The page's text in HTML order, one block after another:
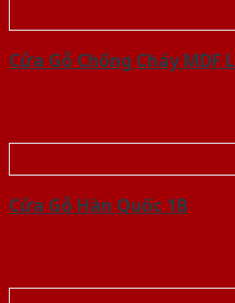
Cửa Gỗ Chống Cháy MDF
Cửa Gỗ Hàn Quốc 1B